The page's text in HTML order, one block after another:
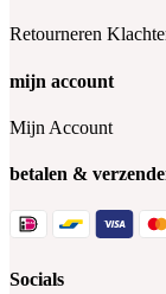
Retourneren
mijn account
Mijn Account
betalen &
Socials